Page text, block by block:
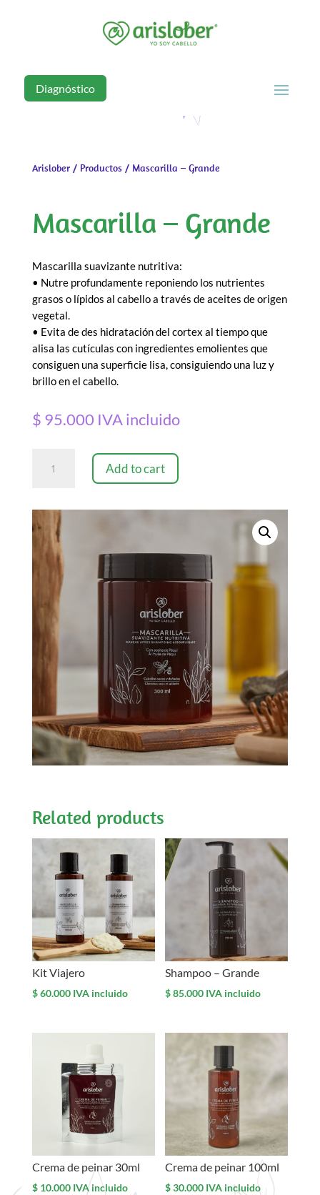
Diagnóstico
Arislober/ Productos/ Mascarilla – Grande
Mascarilla – Grande
Mascarilla suavizante nutritiva:
• Nutre profundamente reponiendo los nutrientes
grasos o lípidos al cabello a través de aceites de origen
vegetal.
• Evita de des hidratación del cortex al tiempo que
alisa las cutículas con ingredientes emolientes que
consiguen una superficie lisa, consiguiendo una luz y
brillo en el cabello.
$ 95.000 IVA incluido
Add to cart
Related products
Kit Viajero
$60.000 IVA incluido
Shampoo – Grande
$85.000 IVA incluido
Crema de peinar 30ml
$10.000 IVA incluido
Crema de peinar 100ml
$30.000 IVA incluido